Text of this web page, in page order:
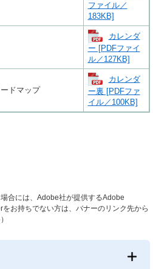
ファイル／
183KB]
カレンダ
ー [PDFファイ
ル／127KB]
ドマップ
カレンダ
ー裏 [PDFファ
イル／100KB]
合には、Adobe社が提供するAdobe
お持ちでない方は、バナーのリンク先から